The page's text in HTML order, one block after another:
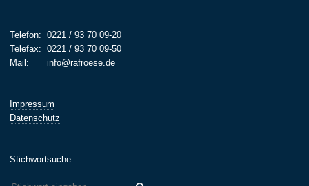
Telefon: 0221 / 93 70 09-20
Telefax: 0221 / 93 70 09-50
Mail:
info@rafroese.de
Impressum
Datenschutz
Stichwortsuche: